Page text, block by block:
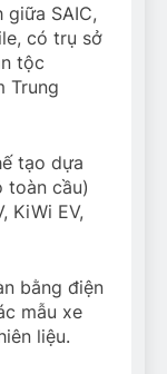
giữa SAIC,
có trụ sở
tộc
Trung
tạo dựa
toàn cầu)
KiWi EV,
bằng điện
mẫu xe
liệu.